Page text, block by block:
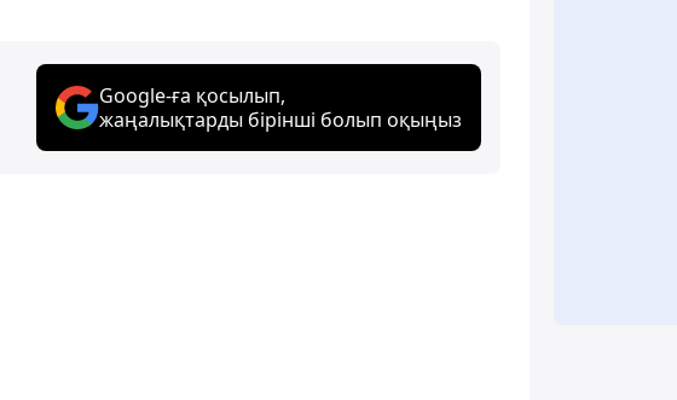
Google-ға қосылып,
жаңалықтарды бірінші болып оқыңыз